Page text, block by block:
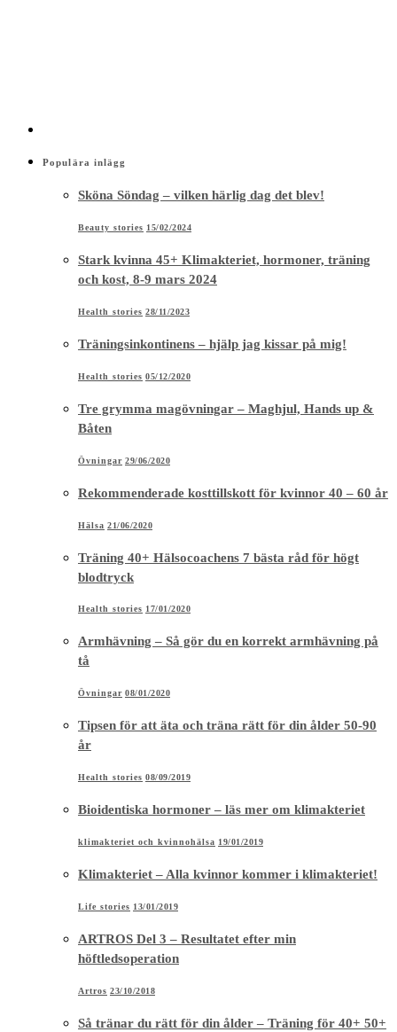
Populära inlägg
Sköna Söndag – vilken härlig dag det blev!
Beauty stories 15/02/2024
Stark kvinna 45+ Klimakteriet, hormoner, träning
och kost, 8-9 mars 2024
Health stories 28/11/2023
Träningsinkontinens – hjälp jag kissar på mig!
Health stories 05/12/2020
Tre grymma magövningar – Maghjul, Hands up &
Båten
Övningar 29/06/2020
Rekommenderade kosttillskott för kvinnor 40 – 60 år
Hälsa 21/06/2020
Träning 40+ Hälsocoachens 7 bästa råd för högt
blodtryck
Health stories 17/01/2020
Armhävning – Så gör du en korrekt armhävning på
tå
Övningar 08/01/2020
Tipsen för att äta och träna rätt för din ålder 50-90
år
Health stories 08/09/2019
Bioidentiska hormoner – läs mer om klimakteriet
klimakteriet och kvinnohälsa 19/01/2019
Klimakteriet – Alla kvinnor kommer i klimakteriet!
Life stories 13/01/2019
ARTROS Del 3 – Resultatet efter min
höftledsoperation
Artros 23/10/2018
Så tränar du rätt för din ålder – Träning för 40+ 50+